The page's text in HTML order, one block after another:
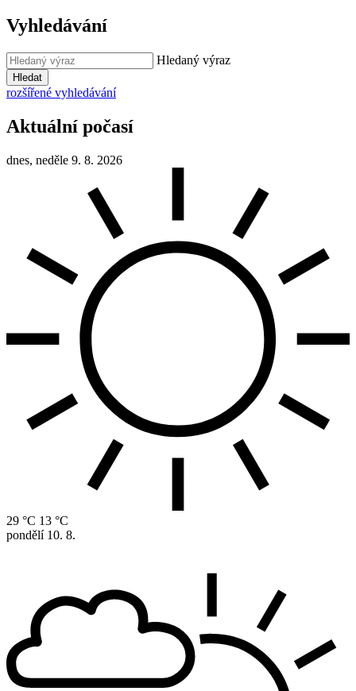
Vyhledávání
Hledaný výraz
Hledat
rozšířené vyhledávání
Aktuální počasí
dnes, neděle 9. 8. 2026
29 °C 13 °C
pondělí 10. 8.